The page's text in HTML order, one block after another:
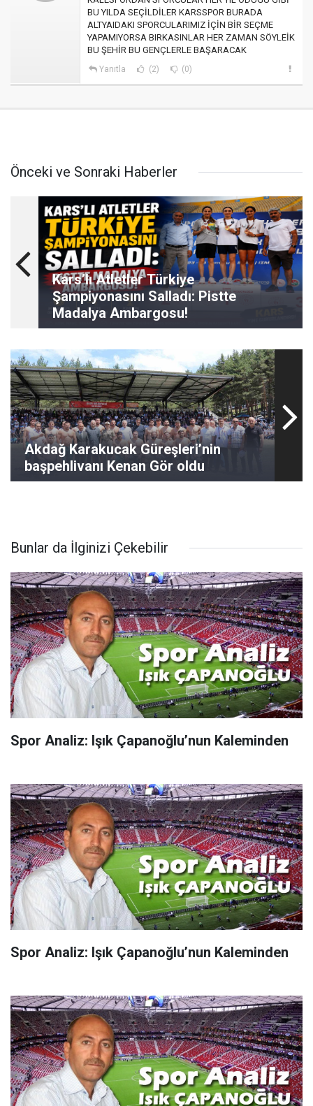
BU YILDA SEÇİLDİLER KARSSPOR BURADA
ALTYAIDAKI SPORCULARIMIZ İÇİN BİR SEÇME
YAPAMIYORSA BIRKASINLAR HER ZAMAN SÖYLEİK
BU ŞEHİR BU GENÇLERLE BAŞARACAK
Yanıtla (2) (0)
Önceki ve Sonraki Haberler
Kars’lı Atletler Türkiye
Şampiyonasını Salladı: Pistte
Madalya Ambargosu!
Akdağ Karakucak Güreşleri’nin
başpehlivanı Kenan Gör oldu
Bunlar da İlginizi Çekebilir
Spor Analiz: Işık Çapanoğlu’nun Kaleminden
Spor Analiz: Işık Çapanoğlu’nun Kaleminden